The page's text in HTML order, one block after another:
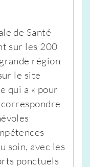
de Santé
sur les 200
région
le site
qui a « pour
soin, avec les
ponctuels